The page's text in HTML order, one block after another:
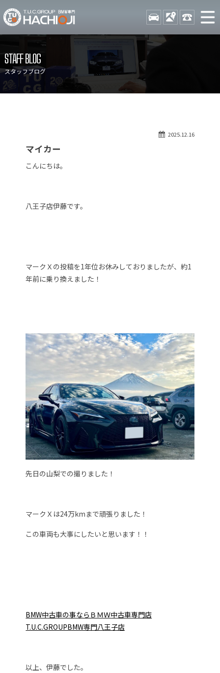
TUCグループ BMW専門 八
STOCK ACCESS 042-
ニュース
在庫リスト
目玉車両一覧
保証＆サービス
アクセスマップ
自動車保険
STAFF BLOG
スタッフブログ
2025.12.16
マイカー
こんにちは。
八王子店伊藤です。
マークＸの投稿を1年位お休みしておりましたが、約1
年前に乗り換えました！
先日の山梨での撮りました！
マークＸは24万kmまで頑張りました！
この車両も大事にしたいと思います！！
BMW中古車の事ならＢＭＷ中古車専門店
T.U.C.GROUPBMW専門八王子店
以上、伊藤でした。